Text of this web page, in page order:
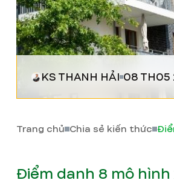
KS THANH HẢI 08 TH05
Trang chủ Chia sẻ kiến thức
Điểm danh 8 mô